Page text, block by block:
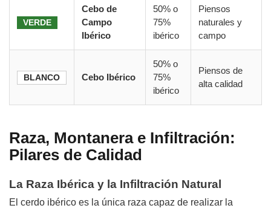
VERDE
Cebo de
Campo
Ibérico
50% o
75%
ibérico
Piensos
naturales y
campo
BLANCO Cebo Ibérico
50% o
75%
ibérico
Piensos de
alta calidad
Raza, Montanera e Infiltración:
Pilares de Calidad
La Raza Ibérica y la Infiltración Natural
El cerdo ibérico es la única raza capaz de realizar la